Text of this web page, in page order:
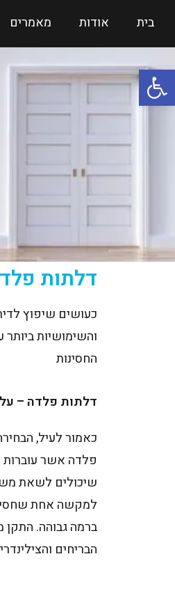
פתח סרגל נגישות
בית אודות מאמרים
דלתות
כעושים שיפוץ
והשימושיות
החסינות
דלתות פלדה – על
כאמור לעיל,
פלדה אשר עוברות
שיכולים לשאת
למקשה אחת
ברמה גבוהה.
הבריחים